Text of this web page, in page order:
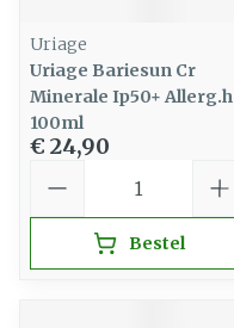
Uriage
Uriage Bariesun Cr
Minerale Ip50+ Allerg.h
100ml
€ 24,90
Bestel